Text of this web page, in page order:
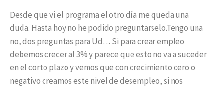
Desde que vi el programa el otro día me queda una
duda. Hasta hoy no he podido preguntarselo.Tengo una
no, dos preguntas para Ud… Si para crear empleo
debemos crecer al 3% y parece que esto no va a suceder
en el corto plazo y vemos que con crecimiento cero o
negativo creamos este nivel de desempleo, si nos